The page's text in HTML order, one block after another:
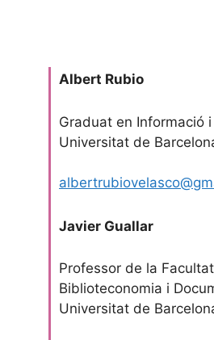
Albert Rubio
Graduat en Informació
Universitat de
Javier Guallar
Professor de la
Biblioteconomia i
Universitat de